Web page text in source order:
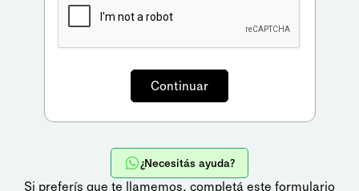
¿Necesitás ayuda?
Si preferís que te llamemos, completá este formulario